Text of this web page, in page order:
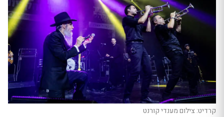
קרדיט: צילום מענדי קורנט